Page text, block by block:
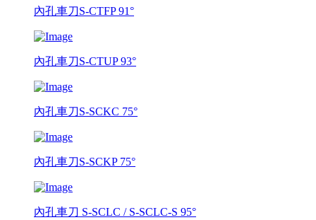
內孔車刀S-CTFP 91°
內孔車刀S-CTUP 93°
內孔車刀S-SCKC 75°
內孔車刀S-SCKP 75°
內孔車刀 S-SCLC / S-SCLC-S 95°